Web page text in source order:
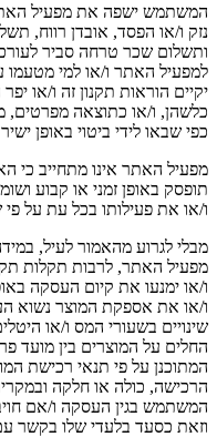
המשתמש ישפה את מפעיל
נזק ו/או הפסד, אובדן רווח,
ותשלום שכר טרחה סביר
למפעיל האתר ו/או למי מטעמו
יקיים הוראות תקנון זה ו/או יפר
כלשהן, ו/או כתוצאה מפרטים,
כפי שבאו לידי ביטוי באופן ישיר
מפעיל האתר אינו מתחייב כי
תופסק באופן זמני או קבוע
ו/או את פעילותו בכל עת על פי
מבלי לגרוע מהאמור לעיל,
מפעיל האתר, לרבות תקלות
ו/או ימנעו את קיום העסקה
ו/או את אספקת המוצר נשוא
שינויים בשעורי המס ו/או
החלים על המוצרים בין מועד
המתוכנן על פי תנאי רכישת
הרכישה, כולה או חלקה
המשתמש בגין העסקה ו/אם
וזאת כסעד בלעדי שלו בקשר